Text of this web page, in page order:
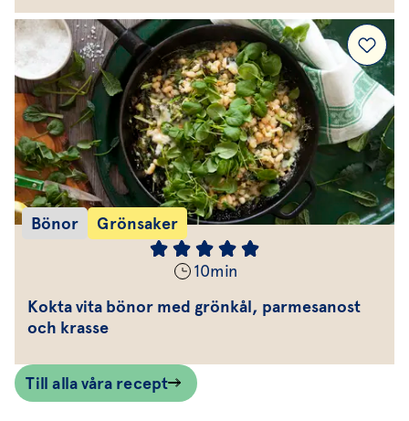
Bönor Grönsaker
10min
Kokta vita bönor med grönkål, parmesanost
och krasse
Till alla våra recept